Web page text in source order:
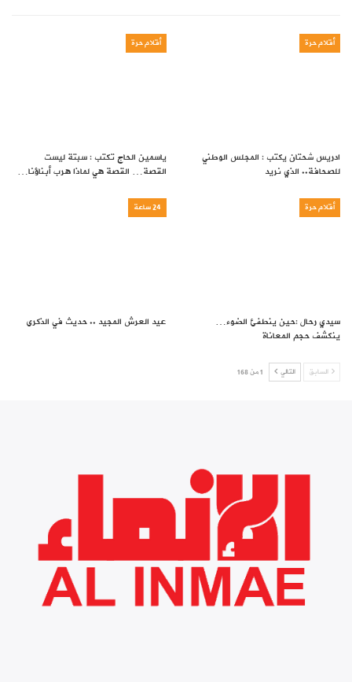
أقلام حرة
ادريس شحتان يكتب : المجلس الوطني
للصحافة.. الذي نريد
أقلام حرة
ياسمين الحاج تكتب : سبتة ليست
القصة… القصة هي لماذا هرب أبناؤنا…
أقلام حرة
سيدي رحال :حين ينطفئ الضوء…
ينكشف حجم المعاناة
24 ساعة
عيد العرش المجيد .. حديث في الذكرى
السابق التالي 1 من 168